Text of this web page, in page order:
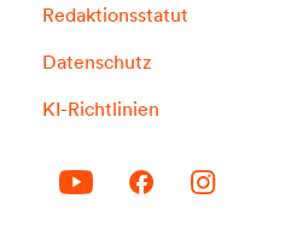
Redaktionsstatut
Datenschutz
KI-Richtlinien